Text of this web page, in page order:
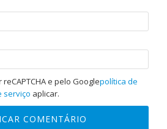
e pelo Googlepolítica de
serviço aplicar.